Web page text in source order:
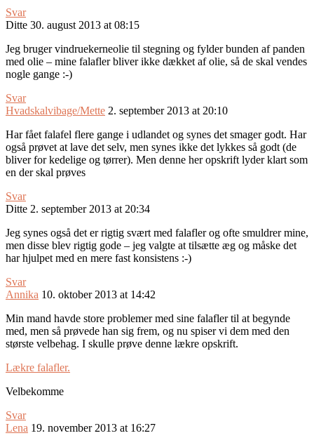
Svar
Ditte 30. august 2013 at 08:15
Jeg bruger vindruekerneolie til stegning og fylder bunden af panden
med olie – mine falafler bliver ikke dækket af olie, så de skal vendes
nogle gange :-)
Svar
Hvadskalvibage/Mette 2. september 2013 at 20:10
Har fået falafel flere gange i udlandet og synes det smager godt. Har
også prøvet at lave det selv, men synes ikke det lykkes så godt (de
bliver for kedelige og tørrer). Men denne her opskrift lyder klart som
en der skal prøves
Svar
Ditte 2. september 2013 at 20:34
Jeg synes også det er rigtig svært med falafler og ofte smuldrer mine,
men disse blev rigtig gode – jeg valgte at tilsætte æg og måske det
har hjulpet med en mere fast konsistens :-)
Svar
Annika 10. oktober 2013 at 14:42
Min mand havde store problemer med sine falafler til at begynde
med, men så prøvede han sig frem, og nu spiser vi dem med den
største velbehag. I skulle prøve denne lækre opskrift.
Lækre falafler.
Velbekomme
Svar
Lena 19. november 2013 at 16:27